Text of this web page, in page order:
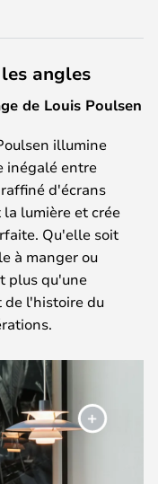
angles
de Louis Poulsen
illumine
inégalé entre
d'écrans
lumière et crée
Qu'elle soit
à manger ou
plus qu'une
de l'histoire du